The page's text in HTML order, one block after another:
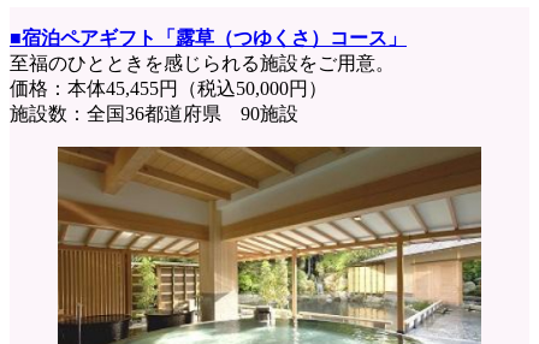
■宿泊ペアギフト「露草（つゆくさ）コース」
至福のひとときを感じられる施設をご用意。
価格：本体45,455円（税込50,000円）
施設数：全国36都道府県 90施設